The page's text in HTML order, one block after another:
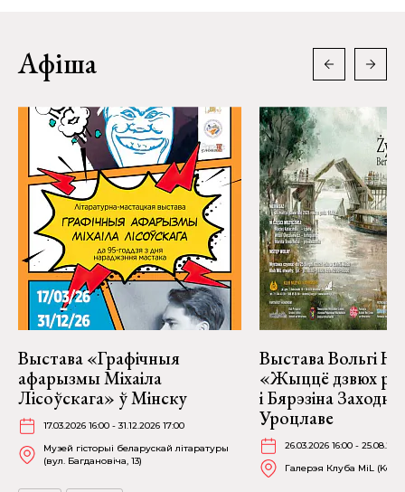
Афіша
Выстава «Графічныя
афарызмы Міхаіла
Лісоўскага» ў Мінску
17.03.2026 16:00 - 31.12.2026 17:00
Музей гісторыі беларускай літаратуры
(вул. Багдановіча, 13)
Выстава Вольгі
«Жыццё дзвюх
і Бярэзіна
Уроцлаве
26.03.2026 16:00 -
Галерэя Клуба MiL